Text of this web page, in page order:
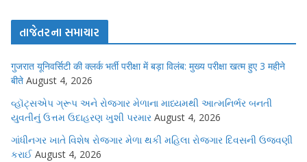
તાજેતરના સમાચાર
गुजरात यूनिवर्सिटी की क्लर्क भर्ती परीक्षा में बड़ा विलंब: मुख्य परीक्षा खत्म हुए 3 महीने
बीते August 4, 2026
વ્હૉટ્સએપ ગ્રૂપ અને રોજગાર મેળાના માધ્યમથી આત્મનિર્ભર બનતી
યુવતીનું ઉત્તમ ઉદાહરણ ખુશી પરમાર August 4, 2026
ગાંધીનગર ખાતે વિશેષ રોજગાર મેળા થકી મહિલા રોજગાર દિવસની ઉજવણી
કરાઈ August 4, 2026